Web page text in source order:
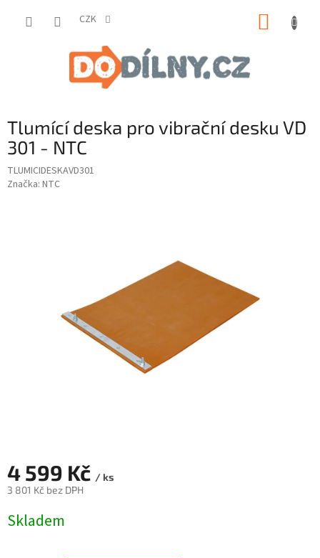
CZK
Tlumící deska pro vibrační desku VD
301 - NTC
TLUMICIDESKAVD301
Značka: NTC
4 599 Kč / ks
3 801 Kč bez DPH
cena:
Skladem